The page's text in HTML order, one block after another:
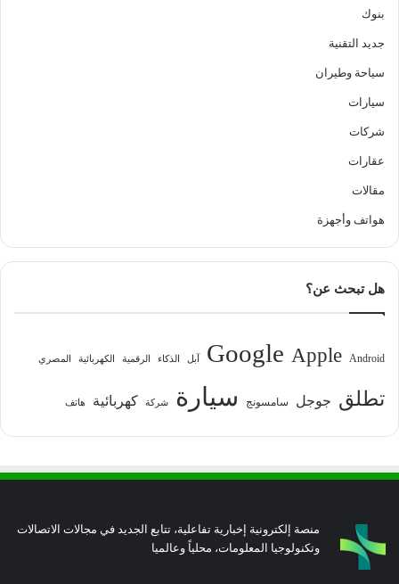
بنوك
جديد التقنية
سياحة وطيران
سيارات
شركات
عقارات
مقالات
هواتف وأجهزة
هل تبحث عن؟
Android
Apple
Google آبل الذكاء الرقمية الكهربائية المصري
تطلق جوجل سامسونج سيارة شركة كهربائية هاتف
منصة إلكترونية إخبارية تفاعلية، تتابع الجديد في مجالات الاتصالات
وتكنولوجيا المعلومات، محلياً وعالميا